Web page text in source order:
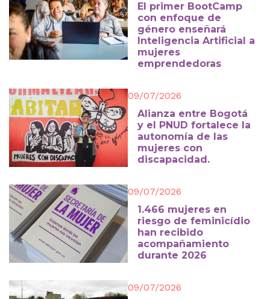
El primer BootCamp
con enfoque de
género enseñará
Inteligencia Artificial a
mujeres
emprendedoras
09/07/2026
Alianza entre Bogotá
y el PNUD fortalece la
autonomía de las
mujeres con
discapacidad.
09/07/2026
1.466 mujeres en
riesgo de feminicídio
han recibido
acompañamiento
durante 2026
09/07/2026